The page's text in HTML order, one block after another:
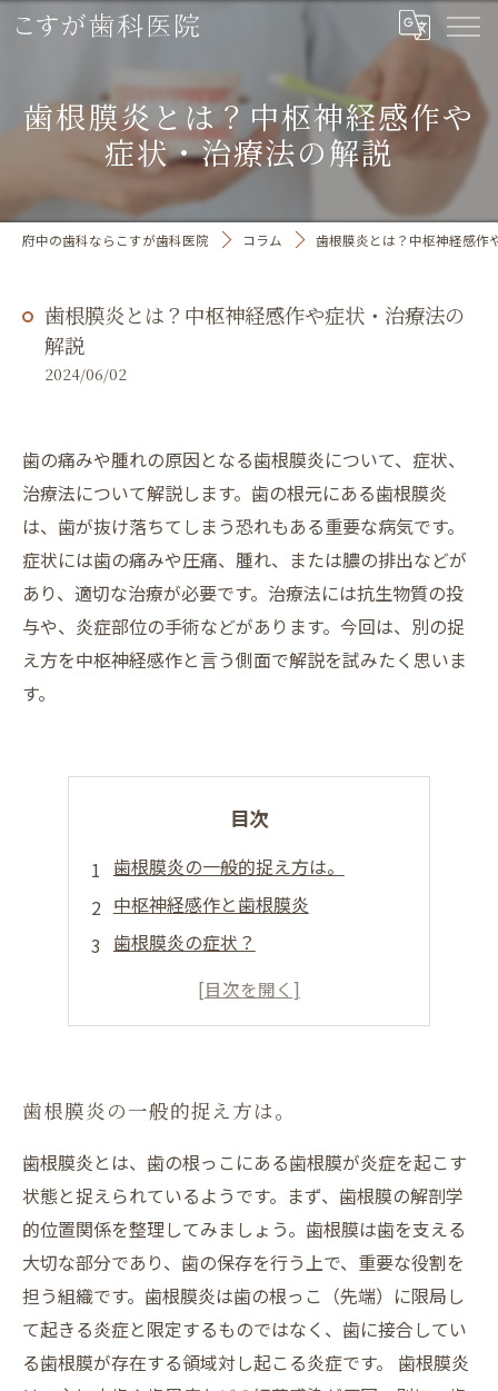
歯根膜炎とは？中枢神経感作や
症状・治療法の解説
府中の歯科ならこすが歯科医院 コラム 歯根膜炎とは？中枢神経感作
歯根膜炎とは？中枢神経感作や症状・治療法の
解説
2024/06/02
歯の痛みや腫れの原因となる歯根膜炎について、症状、
治療法について解説します。歯の根元にある歯根膜炎
は、歯が抜け落ちてしまう恐れもある重要な病気です。
症状には歯の痛みや圧痛、腫れ、または膿の排出などが
あり、適切な治療が必要です。治療法には抗生物質の投
与や、炎症部位の手術などがあります。今回は、別の捉
え方を中枢神経感作と言う側面で解説を試みたく思いま
す。
目次
歯根膜炎の一般的捉え方は。
中枢神経感作と歯根膜炎
歯根膜炎の症状？
歯根膜炎の治療法とは？
歯根膜炎の一般的捉え方は。
歯根膜炎とは、歯の根っこにある歯根膜が炎症を起こす
状態と捉えられているようです。まず、歯根膜の解剖学
的位置関係を整理してみましょう。歯根膜は歯を支える
大切な部分であり、歯の保存を行う上で、重要な役割を
担う組織です。歯根膜炎は歯の根っこ（先端）に限局し
て起きる炎症と限定するものではなく、歯に接合してい
る歯根膜が存在する領域対し起こる炎症です。 歯根膜炎